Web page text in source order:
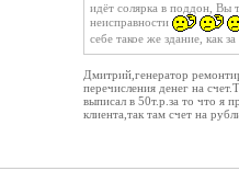
идёт солярка в поддон, Вы
неисправности
себе такое же здание, как
Дмитрий,генератор
перечисления денег на
выписал в 50т.р.за то что я
клиента,так там счет на